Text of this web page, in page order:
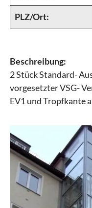
PLZ/Ort:
Beschreibung:
2 Stück Standard-
vorgesetzter VSG-
EV1 und Tropfkante